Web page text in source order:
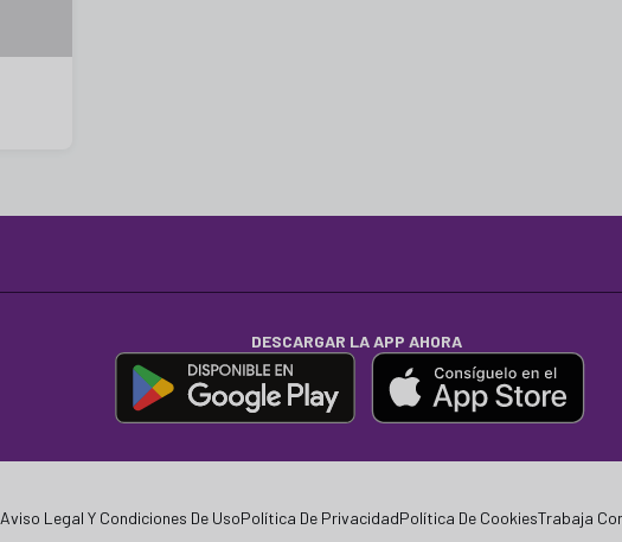
DESCARGAR LA APP AHORA
Aviso Legal Y Condiciones De UsoPolítica De PrivacidadPolítica De CookiesTrabaja